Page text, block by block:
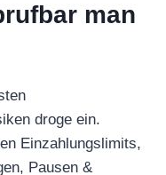
man
droge ein.
Einzahlungslimits,
Pausen &